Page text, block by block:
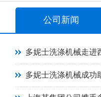
公司新闻
多妮士洗涤机械走进
多妮士洗涤机械成功